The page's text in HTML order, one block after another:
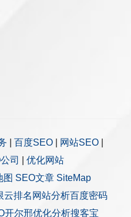
百度SEO 网站SEO
司
优化网站
图 SEO文章 SiteMap
云排名 网站分析百度密码
开尔邢优化分析搜客宝